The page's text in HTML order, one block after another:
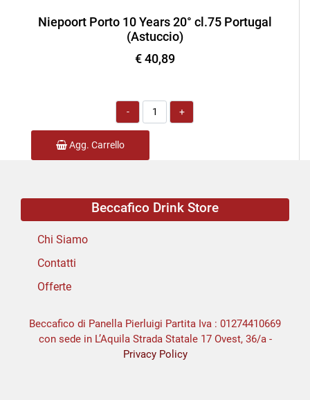
Niepoort Porto 10 Years 20° cl.75 Portugal
(Astuccio)
€ 40,89
Quantità
Agg. Carrello
Beccafico Drink Store
Chi Siamo
Contatti
Offerte
Beccafico di Panella Pierluigi Partita Iva : 01274410669
con sede in L’Aquila Strada Statale 17 Ovest, 36/a -
Privacy Policy